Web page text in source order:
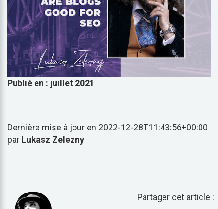
Publié en : juillet 2021
Dernière mise à jour en 2022-12-28T11:43:56+00:00
par Lukasz Zelezny
Partager cet article :